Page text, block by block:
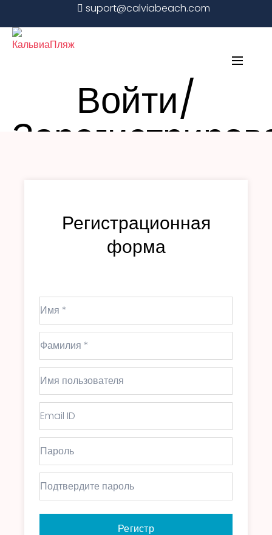
suport@calviabeach.com
+34 642 789 599
Пляжи
Войти/
Регистрационная
форма